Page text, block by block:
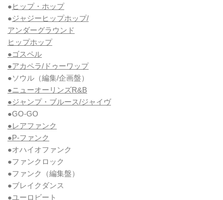
● ヒップ・ホップ
●ジャジーヒップホップ/
アンダーグラウンド
ヒップホップ
●ゴスペル
●アカペラ/ドゥーワップ
●ソウル （編集/企画盤）
●ニューオーリンズR&B
●ジャンプ・ブルース/ジャイヴ
●GO-GO
●レアファンク
●P-ファンク
●オハイオファンク
●ファンクロック
●ファンク
（編集盤）
●ブレイクダンス
●ユーロビート